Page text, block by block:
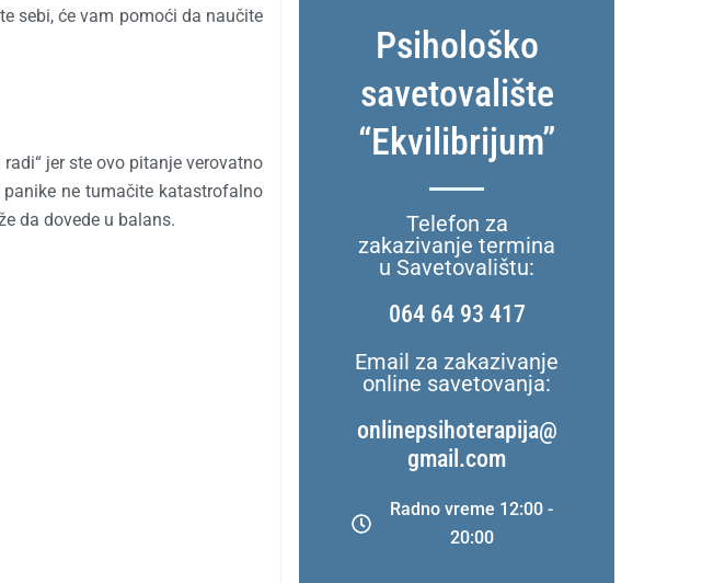
sebi, će vam pomoći da naučite
jer ste ovo pitanje verovatno
ne tumačite katastrofalno
da dovede u balans.
Psihološko
savetovalište
“Ekvilibrijum”
Telefon za
zakazivanje termina
u Savetovalištu:
064 64 93 417
Email za zakazivanje
online savetovanja:
onlinepsihoterapija@
gmail.com
Radno vreme 12:00 -
20:00